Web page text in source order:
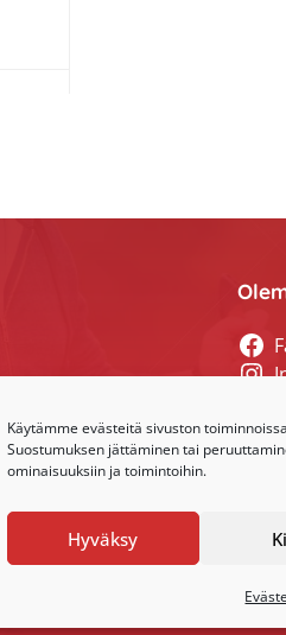
Käytämme evästeitä sivuston
Suostumuksen jättäminen tai
ominaisuuksiin ja toimintoihin.
Hyväksy
yhdistyssihteerin